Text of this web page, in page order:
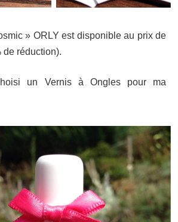
» ORLY est disponible au prix de
de réduction).
un Vernis à Ongles pour ma